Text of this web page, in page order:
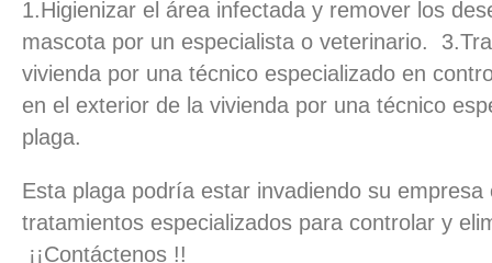
1.Higienizar el área infectada y remover los
mascota por un especialista o veterinario.
vivienda por una técnico especializado en
en el exterior de la vivienda por una técnico
plaga.
Esta plaga podría estar invadiendo su
tratamientos especializados para controlar y
¡¡Contáctenos !!